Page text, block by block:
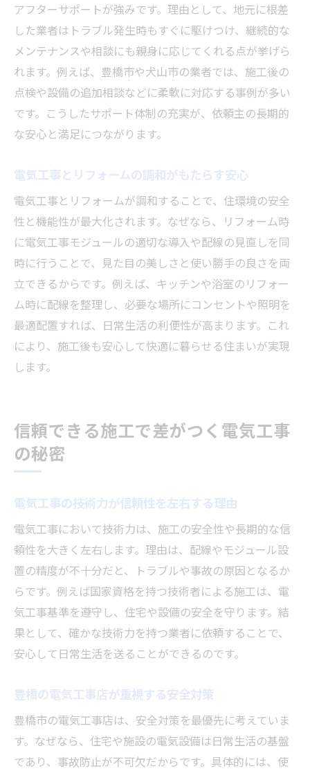
アフターサポートが強みです。理由として、地元に根差
した業者はトラブル発生時もすぐに駆けつけ、継続的な
メンテナンスや相談にも親身に応じてくれる点が挙げら
れます。例えば、豊橋市や犬山市の業者では、施工後の
点検や設備の追加相談などに柔軟に対応する事例が多い
です。こうしたサポート体制の充実が、依頼主の長期的
な安心と満足につながります。
電気工事とリフォームの調和がもたらす安心
電気工事とリフォームが調和することで、住環境の安全
性と機能性が最大化されます。なぜなら、リフォーム時
に電気工事モジュールの適切な導入や配線の見直しを同
時に行うことで、見た目の美しさと使い勝手の良さを両
立できるからです。例えば、キッチンや浴室のリフォー
ム時に配線を整理し、必要な場所にコンセントや照明を
最適配置すれば、日常生活の利便性が高まります。これ
により、施工後も安心して快適に暮らせる住まいが実現
します。
信頼できる施工で差がつく電気工事
の秘密
電気工事の技術力が信頼性を左右する理由
電気工事において技術力は、施工の安全性や長期的な信
頼性を大きく左右します。理由は、配線やモジュール設
置の精度が不十分だと、トラブルや事故の原因となるか
らです。例えば国家資格を持つ技術者による施工は、電
気工事基準を遵守し、住宅や設備の安全を守ります。結
果として、確かな技術力を持つ業者に依頼することで、
安心して日常生活を送ることができるのです。
豊橋の電気工事店が重視する安全対策
豊橋市の電気工事店は、安全対策を最優先に考えていま
す。なぜなら、住宅や施設の電気設備は日常生活の基盤
であり、事故防止が不可欠だからです。具体的には、使